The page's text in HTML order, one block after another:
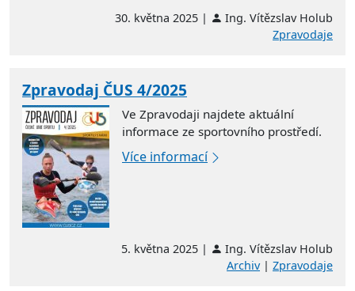
30. května 2025 |
Ing. Vítězslav Holub
Zpravodaje
Zpravodaj ČUS 4/2025
Ve Zpravodaji najdete aktuální
informace ze sportovního prostředí.
Více informací
5. května 2025 |
Ing. Vítězslav Holub
Archiv| Zpravodaje